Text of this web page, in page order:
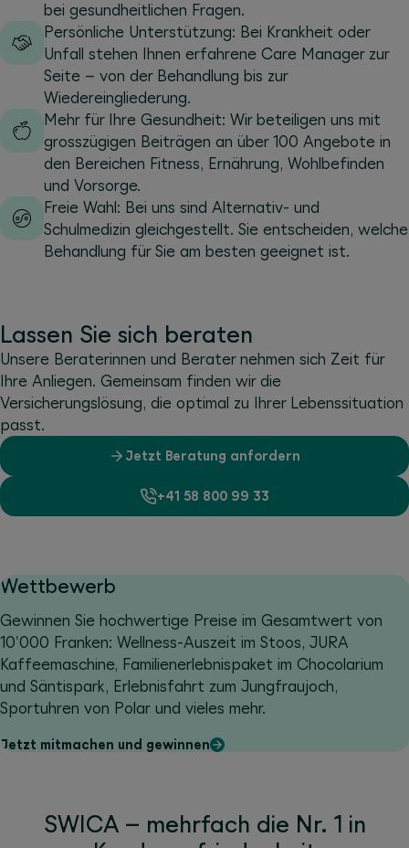
bei gesundheitlichen Fragen.
Persönliche Unterstützung: Bei Krankheit oder
Unfall stehen Ihnen erfahrene Care Manager zur
Seite – von der Behandlung bis zur
Wiedereingliederung.
Mehr für Ihre Gesundheit: Wir beteiligen uns mit
grosszügigen Beiträgen an über 100 Angebote in
den Bereichen Fitness, Ernährung, Wohlbefinden
und Vorsorge.
Freie Wahl: Bei uns sind Alternativ- und
Schulmedizin gleichgestellt. Sie entscheiden, welche
Behandlung für Sie am besten geeignet ist.
Lassen Sie sich beraten
Unsere Beraterinnen und Berater nehmen sich Zeit für
Ihre Anliegen. Gemeinsam finden wir die
Versicherungslösung, die optimal zu Ihrer Lebenssituation
passt.
Jetzt Beratung anfordern
+41 58 800 99 33
Wettbewerb
Gewinnen Sie hochwertige Preise im Gesamtwert von
10'000 Franken: Wellness-Auszeit im Stoos, JURA
Kaffeemaschine, Familienerlebnispaket im Chocolarium
und Säntispark, Erlebnisfahrt zum Jungfraujoch,
Sportuhren von Polar und vieles mehr.
Jetzt mitmachen und gewinnen
SWICA – mehrfach die Nr. 1 in